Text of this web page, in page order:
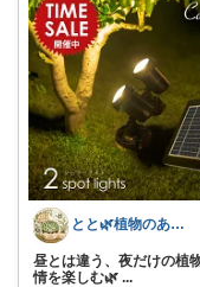
とと🌿植物のある暮らし
昼とは違う、夜だけの植
情を楽しむ🌿 ...